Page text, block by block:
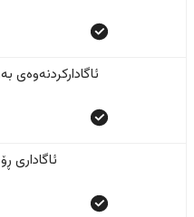
ئاگادارکردنەوەی
ئاگاداری